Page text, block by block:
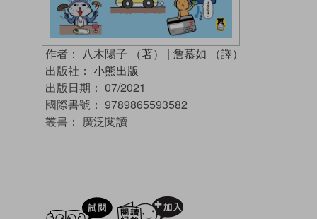
作者： 八木陽子 （著） | 詹慕如 （譯）
出版社： 小熊出版
出版日期： 07/2021
國際書號： 9789865593582
叢書： 廣泛閱讀
試閲